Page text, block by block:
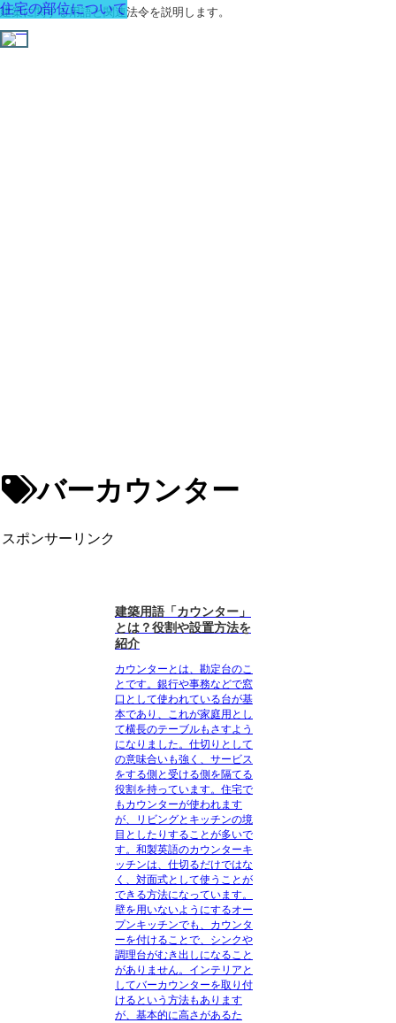
建築に関する用語と関連法令を説明します。
バーカウンター
スポンサーリンク
住宅の部位について
建築用語「カウンター」
とは？役割や設置方法を
紹介
カウンターとは、勘定台のこ
とです。銀行や事務などで窓
口として使われている台が基
本であり、これが家庭用とし
て横長のテーブルもさすよう
になりました。仕切りとして
の意味合いも強く、サービス
をする側と受ける側を隔てる
役割を持っています。住宅で
もカウンターが使われます
が、リビングとキッチンの境
目としたりすることが多いで
す。和製英語のカウンターキ
ッチンは、仕切るだけではな
く、対面式として使うことが
できる方法になっています。
壁を用いないようにするオー
プンキッチンでも、カウンタ
ーを付けることで、シンクや
調理台がむき出しになること
がありません。インテリアと
してバーカウンターを取り付
けるという方法もあります
が、基本的に高さがあるた